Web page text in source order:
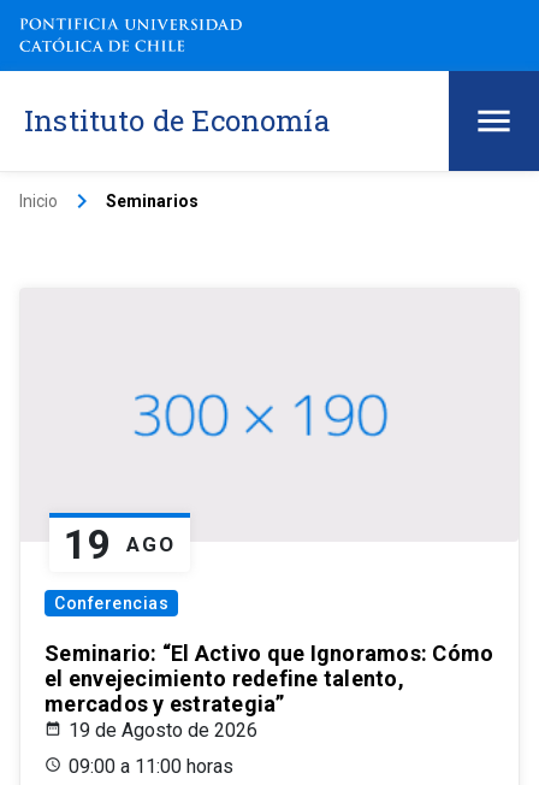
Instituto de Economía
Inicio keyboard_arrow_right Seminarios
19 AGO
Conferencias
Seminario: “El Activo que Ignoramos: Cómo
el envejecimiento redefine talento,
mercados y estrategia”
19 de Agosto de 2026
09:00 a 11:00 horas